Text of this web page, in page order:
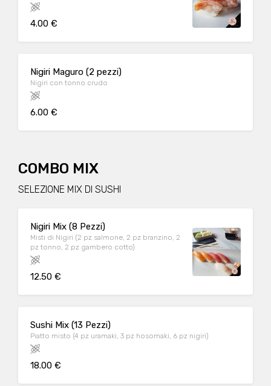
4.00 €
Nigiri Maguro (2 pezzi)
Nigiri con tonno crudo
6.00 €
COMBO MIX
SELEZIONE MIX DI SUSHI
Nigiri Mix (8 Pezzi)
Misti di Nigiri (2 pz salmone, 2 pz branzino, 2
pz tonno, 2 pz gambero cotto)
12.50 €
Sushi Mix (13 Pezzi)
Piatto misto (4 pz uramaki, 3 pz hosomaki, 6 pz nigiri)
18.00 €